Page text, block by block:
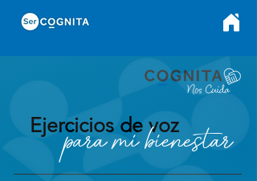
Ejercicios de voz
para mi bienestar